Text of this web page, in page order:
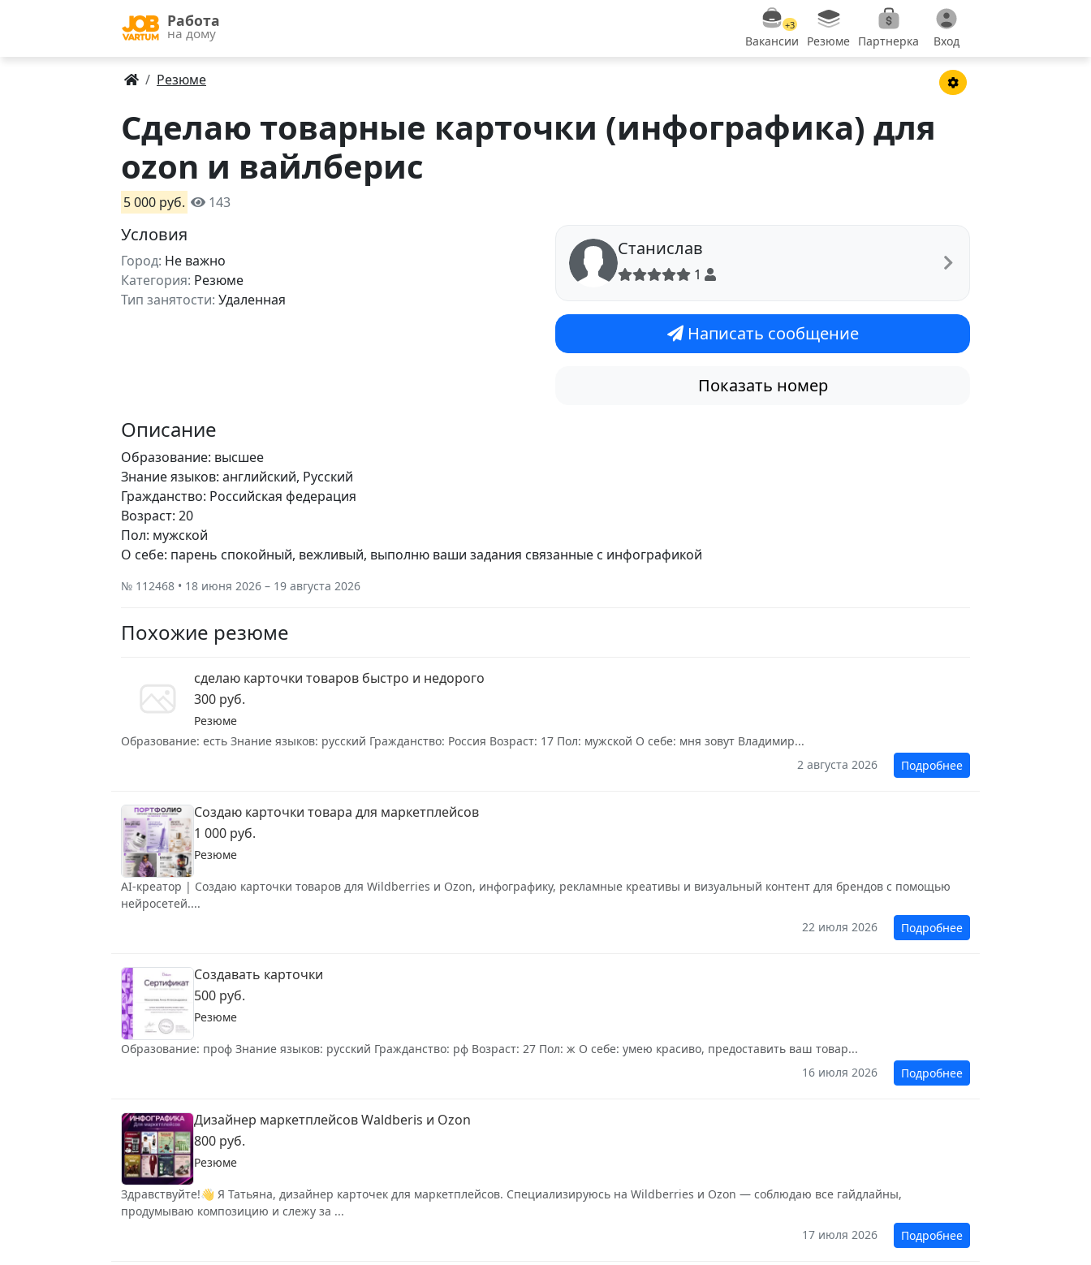
Работа
на дому
+3
Вакансии Резюме Партнерка Вход
Резюме
Сделаю товарные карточки (инфографика) для
ozon и вайлберис
5 000 руб. 143
Условия
Город: Не важно
Категория: Резюме
Тип занятости: Удаленная
Станислав
1
Написать сообщение
Показать номер
Описание
Образование: высшее
Знание языков: английский, Русский
Гражданство: Российская федерация
Возраст: 20
Пол: мужской
О себе: парень спокойный, вежливый, выполню ваши задания связанные с инфографикой
№ 112468 • 18 июня 2026 – 19 августа 2026
Похожие резюме
сделаю карточки товаров быстро и недорого
300 руб.
Резюме
Образование: есть Знание языков: русский Гражданство: Россия Возраст: 17 Пол: мужской О себе: мня зовут Владимир...
2 августа 2026
Подробнее
Создаю карточки товара для маркетплейсов
1 000 руб.
Резюме
AI-креатор | Создаю карточки товаров для Wildberries и Ozon, инфографику, рекламные креативы и визуальный контент для брендов с помощью
нейросетей....
22 июля 2026
Подробнее
Создавать карточки
500 руб.
Резюме
Образование: проф Знание языков: русский Гражданство: рф Возраст: 27 Пол: ж О себе: умею красиво, предоставить ваш товар...
16 июля 2026
Подробнее
Дизайнер маркетплейсов Waldberis и Ozon
800 руб.
Резюме
Здравствуйте!👋 Я Татьяна, дизайнер карточек для маркетплейсов. Специализируюсь на Wildberries и Ozon — соблюдаю все гайдлайны,
продумываю композицию и слежу за ...
17 июля 2026
Подробнее